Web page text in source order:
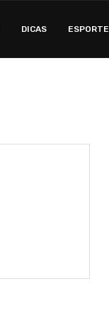
DICAS ESPORTE